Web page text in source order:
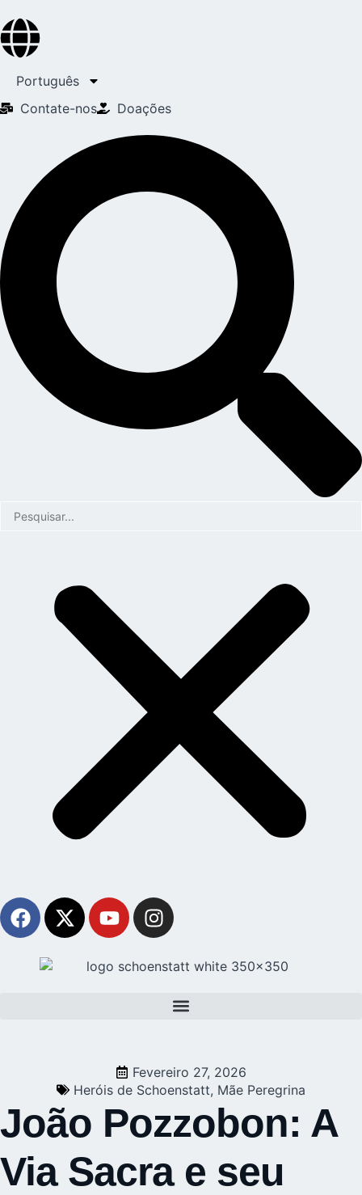
Português
Contate-nos
Doações
Fevereiro 27, 2026
Heróis de Schoenstatt, Mãe Peregrina
João Pozzobon: A
Via Sacra e seu